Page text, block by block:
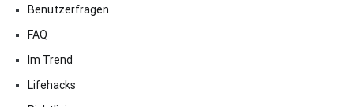
Benutzerfragen
FAQ
Im Trend
Lifehacks